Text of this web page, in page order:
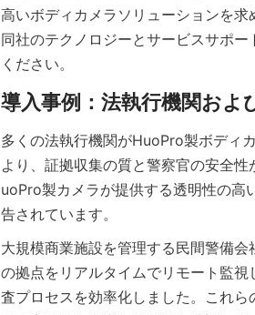
高いボディカメラソリューションを求
同社のテクノロジーとサービスサポ
多くの法執行機関がHuoPro製ボディ
より、証拠収集の質と警察官の安全
uoPro製カメラが提供する透明性の高
大規模商業施設を管理する民間警備
の拠点をリアルタイムでリモート監
査プロセスを効率化しました。これ